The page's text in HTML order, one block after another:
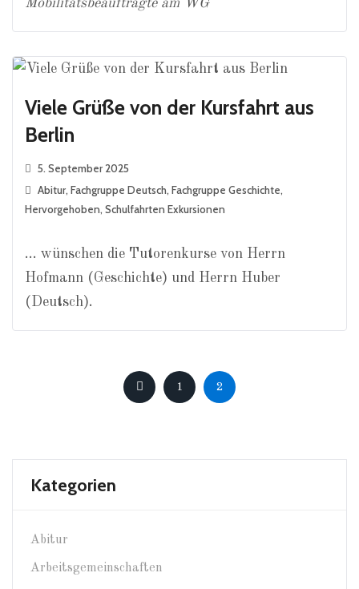
Mobilitätsbeauftragte am WG
Viele Grüße von der Kursfahrt aus
Berlin
5. September 2025
Abitur, Fachgruppe Deutsch, Fachgruppe Geschichte,
Hervorgehoben, Schulfahrten Exkursionen
… wünschen die Tutorenkurse von Herrn
Hofmann (Geschichte) und Herrn Huber
(Deutsch).
1 2
Kategorien
Abitur
Arbeitsgemeinschaften